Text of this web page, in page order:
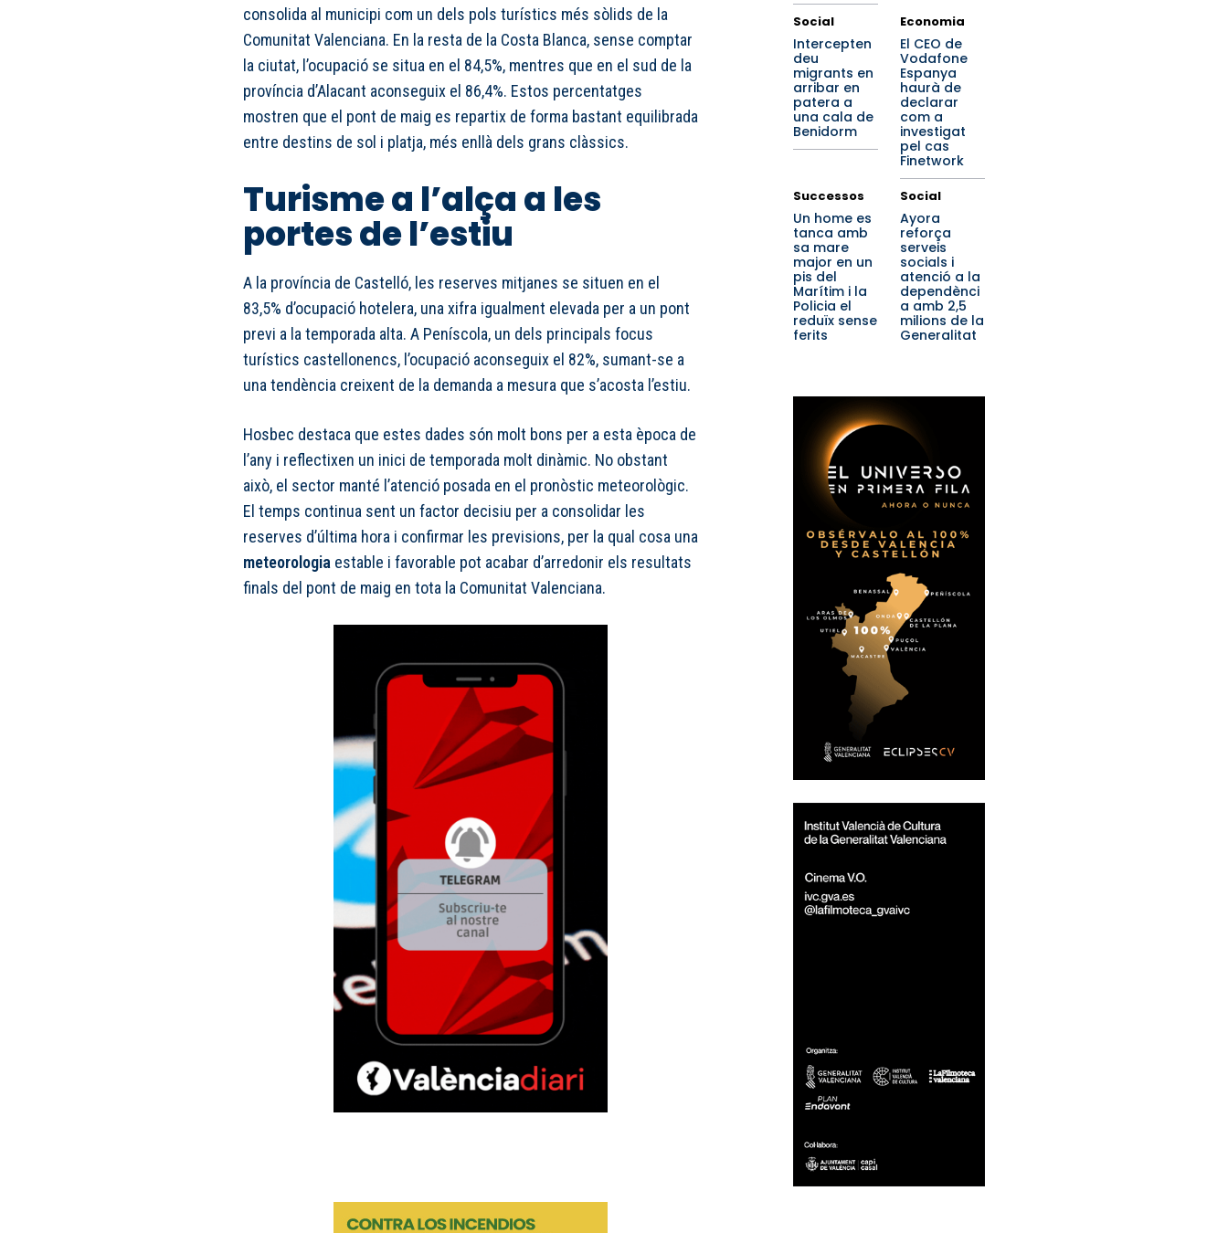
consolida al municipi com un dels pols turístics més sòlids de la
Comunitat Valenciana. En la resta de la Costa Blanca, sense comptar
la ciutat, l’ocupació se situa en el 84,5%, mentres que en el sud de la
província d’Alacant aconseguix el 86,4%. Estos percentatges
mostren que el pont de maig es repartix de forma bastant equilibrada
entre destins de sol i platja, més enllà dels grans clàssics.
Turisme a l’alça a les
portes de l’estiu
A la província de Castelló, les reserves mitjanes se situen en el
83,5% d’ocupació hotelera, una xifra igualment elevada per a un pont
previ a la temporada alta. A Peníscola, un dels principals focus
turístics castellonencs, l’ocupació aconseguix el 82%, sumant-se a
una tendència creixent de la demanda a mesura que s’acosta l’estiu.
Hosbec destaca que estes dades són molt bons per a esta època de
l’any i reflectixen un inici de temporada molt dinàmic. No obstant
això, el sector manté l’atenció posada en el pronòstic meteorològic.
El temps continua sent un factor decisiu per a consolidar les
reserves d’última hora i confirmar les previsions, per la qual cosa una
meteorologia estable i favorable pot acabar d’arredonir els resultats
finals del pont de maig en tota la Comunitat Valenciana.
Social
Intercepten
deu
migrants en
arribar en
patera a
una cala de
Benidorm
Economia
El CEO de
Vodafone
Espanya
haurà de
declarar
com a
investigat
pel cas
Finetwork
Successos
Un home es
tanca amb
sa mare
major en un
pis del
Marítim i la
Policia el
reduïx sense
ferits
Social
Ayora
reforça
serveis
socials i
atenció a la
dependènci
a amb 2,5
milions de la
Generalitat